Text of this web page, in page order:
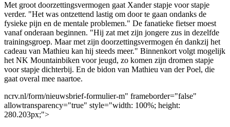
Met groot doorzettingsvermogen gaat Xander stapje voor stapje
verder. "Het was ontzettend lastig om door te gaan ondanks de
fysieke pijn en de mentale problemen." De fanatieke fietser moest
vanaf onderaan beginnen. "Hij zat met zijn jongere zus in dezelfde
trainingsgroep. Maar met zijn doorzettingsvermogen én dankzij het
cadeau van Mathieu kan hij steeds meer." Binnenkort volgt mogelijk
het NK Mountainbiken voor jeugd, zo komen zijn dromen stapje
voor stapje dichterbij. En de bidon van Mathieu van der Poel, die
gaat overal mee naartoe.
ncrv.nl/form/nieuwsbrief-formulier-m" frameborder="false"
allowtransparency="true" style="width: 100%; height:
280.203px;">